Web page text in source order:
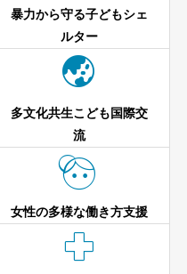
暴力から守る子どもシェ
ルター

多文化共生こども国際交
流

女性の多様な働き方支援
